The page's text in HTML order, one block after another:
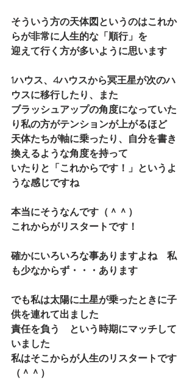
そういう方の天体図というのはこれか
らが非常に人生的な「順行」を
迎えて行く方が多いように思います
1ハウス、4ハウスから冥王星が次のハ
ウスに移行したり、また
ブラッシュアップの角度になっていた
り私の方がテンションが上がるほど
天体たちが軸に乗ったり、自分を書き
換えるような角度を持って
いたりと「これからです！」というよ
うな感じですね
本当にそうなんです（＾＾）
これからがリスタートです！
確かにいろいろな事ありますよね　私
も少なからず・・・あります
でも私は太陽に土星が乗ったときに子
供を連れて出ました
責任を負う　という時期にマッチして
いました
私はそこからが人生のリスタートです
（＾＾）